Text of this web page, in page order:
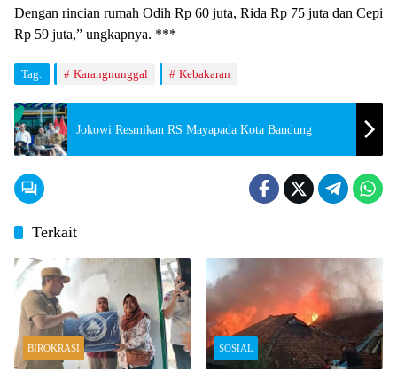
Dengan rincian rumah Odih Rp 60 juta, Rida Rp 75 juta dan Cepi
Rp 59 juta,” ungkapnya. ***
Tag: Karangnunggal Kebakaran
Jokowi Resmikan RS Mayapada Kota Bandung
Terkait
BIROKRASI SOSIAL